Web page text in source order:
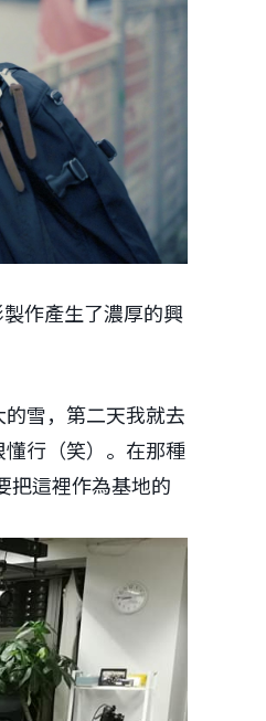
作產生了濃厚的興
雪，第二天我就去
行（笑）。在那種
把這裡作為基地的